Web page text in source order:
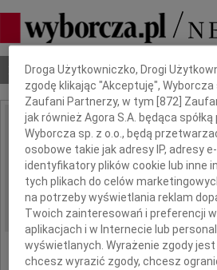
Nekrologi Odeszli Poradnik
IMIĘ I NAZWISKO: Tadeusz
REGION: cała Polska
DATA EMISJI: 07.08.2020
Dbamy o Twoją prywatność
Droga Użytkowniczko, Drogi
zgodę klikając "Akceptuję", Wyborcza
Zaufani Partnerzy, w tym [872 ]
jak również Agora S.A. będąca
Wyborcza sp. z o.o., będą
osobowe takie jak adresy IP, adresy
identyfikatory plików cookie lub inne
tych plikach do celów
na potrzeby wyświetlania reklam
Twoich zainteresowań i preferencji
aplikacjach i w Internecie lub
wyświetlanych. Wyrażenie zgody
chcesz wyrazić zgody, chcesz